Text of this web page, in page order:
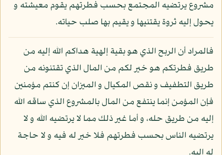
مشروع يرتضيه المجتمع بحسب فطرتهم يقوم معيشته و
يحول إليه ثروة يقتنيها و يقيم بها صلب حياته.
فالمراد أن الربح الذي هو بقية إلهية هداكم الله إليه من
طريق فطرتكم هو خير لكم من المال الذي تقتنونه من
طريق التطفيف و نقص المكيال و الميزان إن كنتم مؤمنين
فإن المؤمن إنما ينتفع من المال بالمشروع الذي ساقه الله
إليه من طريق حله، و أما غير ذلك مما لا يرتضيه الله و لا
يرتضيه الناس بحسب فطرتهم فلا خير له فيه و لا حاجة